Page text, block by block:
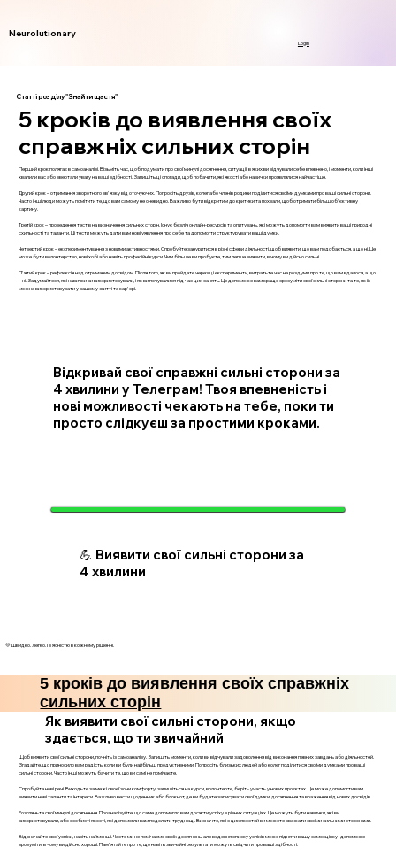
Neurolutionary
Login
Статті розділу "Знайти щастя"
5 кроків до виявлення своїх
справжніх сильних сторін
Перший крок полягає в самоаналізі. Візьміть час, щоб подумати про свої минулі досягнення, ситуації, в яких ви відчували себе впевнено, і моменти, коли інші
хвалили вас або звертали увагу на ваші здібності. Запишіть ці спогади, щоб побачити, які якості або навички проявлялися найчастіше.
Другий крок – отримання зворотного зв'язку від оточуючих. Попросіть друзів, колег або членів родини поділитися своїми думками про ваші сильні сторони.
Часто інші люди можуть помітити те, що вам самому не очевидно. Важливо бути відкритим до критики та похвали, щоб отримати більш об'єктивну
картину.
Третій крок – проведення тестів на визначення сильних сторін. Існує безліч онлайн-ресурсів та опитувань, які можуть допомогти вам виявити ваші природні
схильності та таланти. Ці тести можуть дати вам нові уявлення про себе та допомогти структурувати ваші думки.
Четвертий крок – експериментування з новими активностями. Спробуйте зануритися в різні сфери діяльності, щоб виявити, що вам подобається, а що ні. Це
може бути волонтерство, нові хобі або навіть професійні курси. Чим більше ви пробуєте, тим легше виявити, в чому ви дійсно сильні.
П'ятий крок – рефлексія над отриманим досвідом. Після того, як ви пройдете через ці експерименти, витратьте час на роздуми про те, що вам вдалося, а що
– ні. Задумайтеся, які навички ви використовували, і як ви почувалися під час цих занять. Це допоможе вам краще зрозуміти свої сильні сторони та те, як їх
можна використовувати у вашому житті та кар'єрі.
Відкривай свої справжні сильні сторони за
4 хвилини у Телеграм! Твоя впевненість і
нові можливості чекають на тебе, поки ти
просто слідкуєш за простими кроками.
💪 Виявити свої сильні сторони за
4 хвилини
💛 Швидко. Легко. І з ясністю в кожному рішенні.
5 кроків до виявлення своїх справжніх
сильних сторін
Як виявити свої сильні сторони, якщо
здається, що ти звичайний
Щоб виявити свої сильні сторони, почніть із самоаналізу. Запишіть моменти, коли ви відчували задоволення від виконання певних завдань або діяльностей.
Згадайте, що приносило вам радість, коли ви були найбільш продуктивними. Попросіть близьких людей або колег поділитися своїми думками про ваші
сильні сторони. Часто інші можуть бачити те, що ви самі не помічаєте.
Спробуйте нові речі. Виходьте за межі своєї зони комфорту: запишіться на курси, волонтерте, беріть участь у нових проєктах. Це може допомогти вам
виявити нові таланти та інтереси. Важливо вести щоденник або блокнот, де ви будете записувати свої думки, досягнення та враження від нових досвідів.
Розгляньте свої минулі досягнення. Проаналізуйте, що саме допомогло вам досягти успіху в різних ситуаціях. Це можуть бути навички, які ви
використовували, або особисті якості, які допомогли вам подолати труднощі. Визначте, які з цих якостей ви можете вважати своїми сильними сторонами.
Відзначайте свої успіхи, навіть найменші. Часто ми не помічаємо своїх досягнень, але ведення списку успіхів може підняти вашу самооцінку і допоможе
зрозуміти, в чому ви дійсно хороші. Пам'ятайте про те, що навіть звичайні результати можуть свідчити про ваші здібності.